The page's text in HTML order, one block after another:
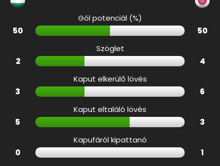
50
2
3
5
0
Gól potenciál (%)
Szöglet
Kaput elkerülő lövés
Kaput eltaláló lövés
Kapufáról kipattanó
50
4
6
3
1